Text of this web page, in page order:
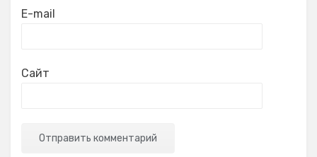
E-mail
Сайт